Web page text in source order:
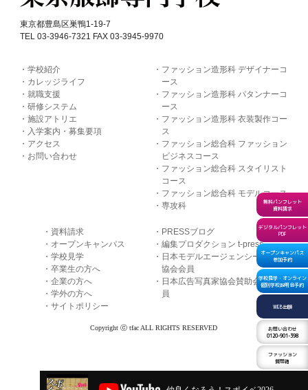
東京都豊島区巣鴨1-19-7
TEL 03-3946-7321 FAX 03-3945-9970
学校紹介
カレッジライフ
就職支援
研修システム
施設アトリエ
入学案内・募集要項
アクセス
お問い合わせ
ファッション造形科 デザイナーコ
ース
ファッション造形科 パタンナーコ
ース
ファッション造形科 衣装製作コー
ス
ファッション総合科 ファッション
ビジネスコース
ファッション総合科 スタイリスト
コース
ファッション総合科 モデルコース
専攻科
資料請求
オープンキャンパス
学校見学
卒業生の方へ
企業の方へ
学外の方へ
サイトポリシー
PRESSブログ
編集プロダクション t-press
日本モデルエージェンシー
協会会員
日本広告写真家協会賛助会
員
Copyright ⓒ tfac ALL RIGHTS RESERVED
無料パンフレット
資料請求
デジタルパンフレット
PDF
オープンキャンパス
参加予約
学校見学・オンライン
個別学校説明会予約
WEB出願
お問い合わせ
0120-901-398
ファッション
質問箱